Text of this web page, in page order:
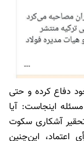
دفاع کرده و حتی
اینجاست: آیا
آشکاری سکوت
این‌چنین